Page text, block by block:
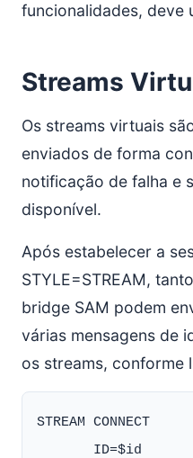
funcionalidades, deve
Streams
Os streams virtuais
enviados de forma
notificação de falha e
disponível.
Após estabelecer a
STYLE=STREAM,
bridge SAM podem
várias mensagens de
os streams, conforme
STREAM CONNECT
       ID=$id